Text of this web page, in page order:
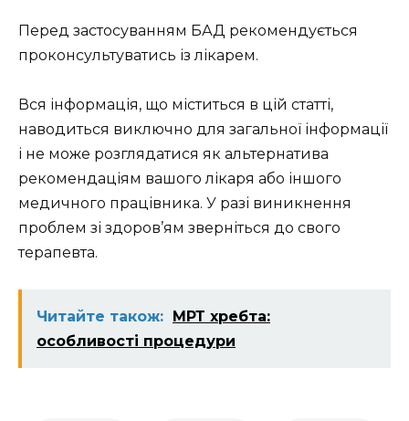
Перед застосуванням БАД рекомендується
проконсультуватись із лікарем.
Вся інформація, що міститься в цій статті,
наводиться виключно для загальної інформації
і не може розглядатися як альтернатива
рекомендаціям вашого лікаря або іншого
медичного працівника. У разі виникнення
проблем зі здоров’ям зверніться до свого
терапевта.
Читайте також: МРТ хребта:
особливості процедури